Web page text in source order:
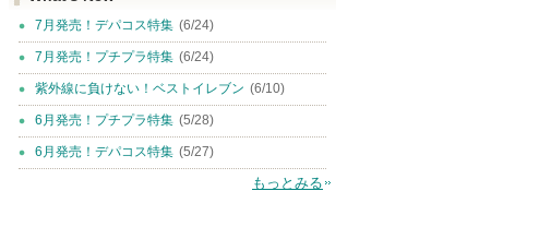
7月発売！デパコス特集 (6/24)
7月発売！プチプラ特集 (6/24)
紫外線に負けない！ベストイレブン (6/10)
6月発売！プチプラ特集 (5/28)
6月発売！デパコス特集 (5/27)
もっとみる